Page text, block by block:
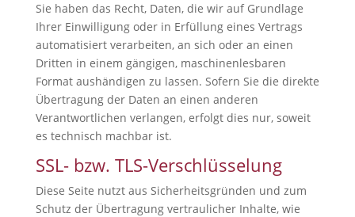
Sie haben das Recht, Daten, die wir auf Grundlage
Ihrer Einwilligung oder in Erfüllung eines Vertrags
automatisiert verarbeiten, an sich oder an einen
Dritten in einem gängigen, maschinenlesbaren
Format aushändigen zu lassen. Sofern Sie die direkte
Übertragung der Daten an einen anderen
Verantwortlichen verlangen, erfolgt dies nur, soweit
es technisch machbar ist.
SSL- bzw. TLS-Verschlüsselung
Diese Seite nutzt aus Sicherheitsgründen und zum
Schutz der Übertragung vertraulicher Inhalte, wie